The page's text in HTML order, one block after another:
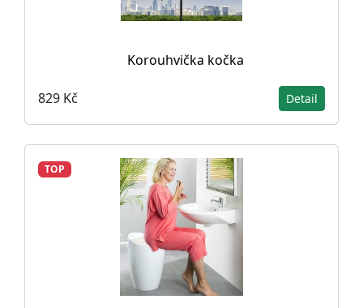
Korouhvička kočka
829 Kč Detail
TOP